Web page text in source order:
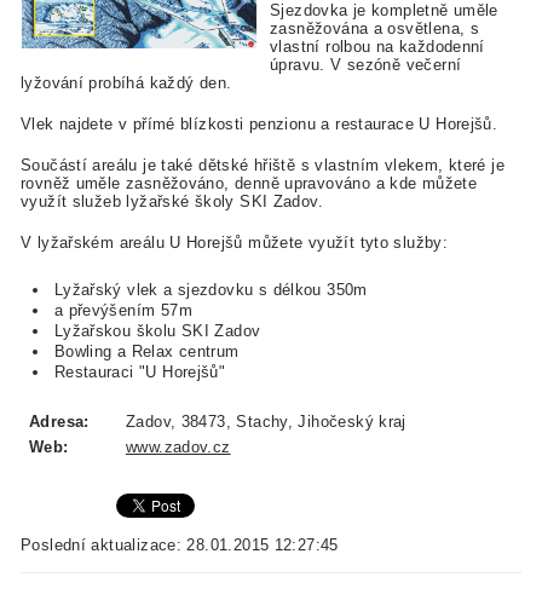
Sjezdovka je kompletně uměle
zasněžována a osvětlena, s
vlastní rolbou na každodenní
úpravu. V sezóně večerní
lyžování probíhá každý den.
Vlek najdete v přímé blízkosti penzionu a restaurace U Horejšů.
Součástí areálu je také dětské hřiště s vlastním vlekem, které je
rovněž uměle zasněžováno, denně upravováno a kde můžete
využít služeb lyžařské školy SKI Zadov.
V lyžařském areálu U Horejšů můžete využít tyto služby:
Lyžařský vlek a sjezdovku s délkou 350m
a převýšením 57m
Lyžařskou školu SKI Zadov
Bowling a Relax centrum
Restauraci "U Horejšů"
Adresa:
Zadov, 38473, Stachy, Jihočeský kraj
Web:
www.zadov.cz
Poslední aktualizace: 28.01.2015 12:27:45